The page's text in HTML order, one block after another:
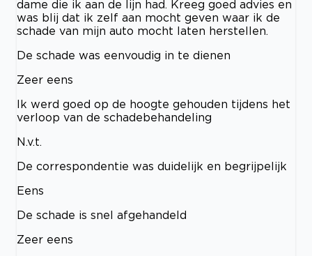
dame die ik aan de lijn had. Kreeg goed advies en
was blij dat ik zelf aan mocht geven waar ik de
schade van mijn auto mocht laten herstellen.
De schade was eenvoudig in te dienen
Zeer eens
Ik werd goed op de hoogte gehouden tijdens het
verloop van de schadebehandeling
N.v.t.
De correspondentie was duidelijk en begrijpelijk
Eens
De schade is snel afgehandeld
Zeer eens